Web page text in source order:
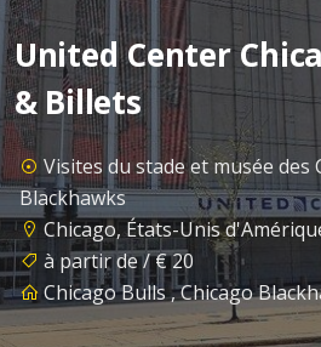
United Center
& Billets
Visites du stade et musée des
Blackhawks
Chicago, États-Unis
à partir de / € 20
Chicago Bulls , Chicago